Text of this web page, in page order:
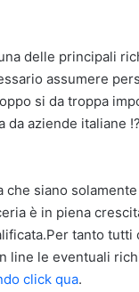
delle principali
assumere
si da troppa
aziende italiane
siano
è in piena
tanto
line le eventuali
click qua.